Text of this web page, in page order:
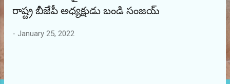
రాష్ట్ర బీజేపీ అధ్యక్షుడు బండి సంజయ్
- January 25, 2022